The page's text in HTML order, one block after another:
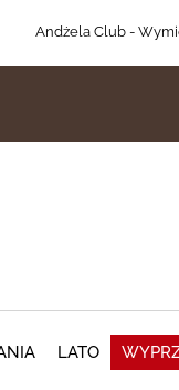
Andżela Club-
LATO